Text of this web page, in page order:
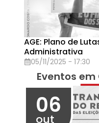
Lista de Votantes
26/09/2025 - 15:44